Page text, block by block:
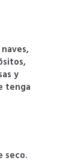
y
tenga
seco.